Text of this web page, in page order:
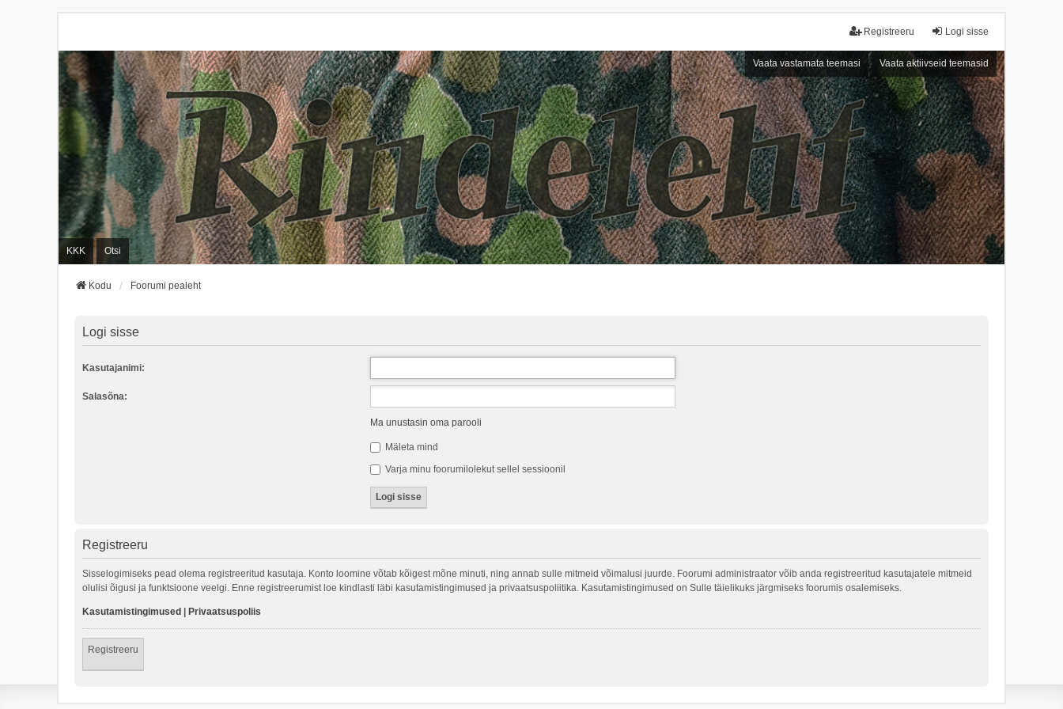
Logi sisse
Registreeru
Vaata vastamata teemasi Vaata aktiivseid teemasid
KKK Otsi
Kodu Foorumi pealeht
Logi sisse
Kasutajanimi:
Salasõna:
Ma unustasin oma parooli
Mäleta mind
Varja minu foorumilolekut sellel sessioonil
Registreeru
Sisselogimiseks pead olema registreeritud kasutaja. Konto loomine võtab kõigest mõne minuti, ning annab sulle mitmeid võimalusi juurde. Foorumi administraator võib anda registreeritud kasutajatele mitmeid
olulisi õigusi ja funktsioone veelgi. Enne registreerumist loe kindlasti läbi kasutamistingimused ja privaatsuspoliitika. Kasutamistingimused on Sulle täielikuks järgmiseks foorumis osalemiseks.
Kasutamistingimused | Privaatsuspoliis
Registreeru